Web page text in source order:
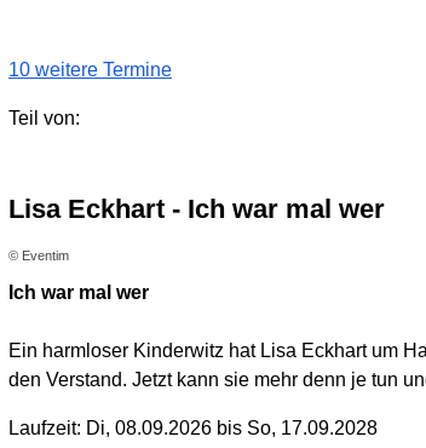
10 weitere Termine
Teil von:
Lisa Eckhart - Ich war mal wer
© Eventim
Ich war mal wer
Ein harmloser Kinderwitz hat Lisa Eckhart um
den Verstand. Jetzt kann sie mehr denn je tun
Laufzeit: Di, 08.09.2026 bis So, 17.09.2028